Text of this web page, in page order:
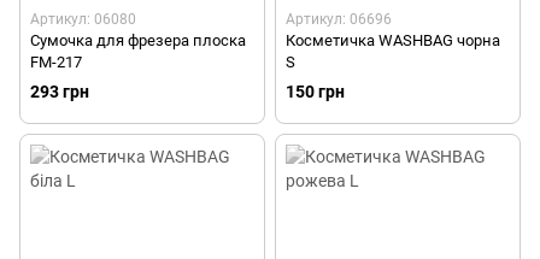
Артикул: 06080
Сумочка для фрезера плоска
FM-217
293 грн
Артикул: 06696
Косметичка WASHBAG чорна
S
150 грн